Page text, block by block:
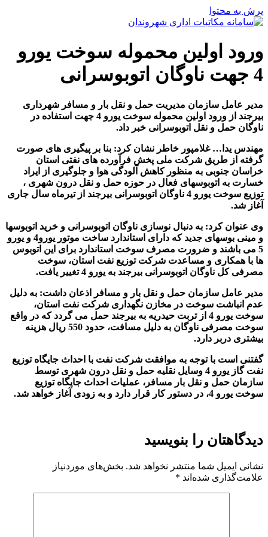
پرش به محتوا
ورود اولین محموله سوخت یورو
4 جهت ناوگان اتوبوسرانی
مدیر عامل سازمان مدیریت حمل و نقل بار و مسافر شهرداری
بیرجند از ورود اولین محموله سوخت یورو 4 جهت استفاده در
ناوگان حمل و نقل اتوبوسرانی خبر داد.
مهندس یدا… غلامپور خاطر نشان کرد: بنا بر پیگیری های صورت
گرفته از طریق شرکت ملی پخش فرآورده های نفتی استان
خراسان جنوبی به منظور کاهش آلودگی هوا و جلوگیری از ایراد
خسارت به اتوبوسهای فعال در حوزه حمل و نقل درون شهری ،
توزیع سوخت یورو 4 ناوگان اتوبوسرانی بیرجند از تیرماه سال جاری
آغاز شد.
وی عنوان کرد: به دنبال نوسازی ناوگان اتوبوسرانی و خرید اتوبوسها
و مینی بوسهای جدید که دارای استاندارد ساخت موتور یورو4 و یورو
5 می باشند و ضرورت مصرف سوخت استاندارد برای این اتوبوس
ها با همکاری و مساعدت شرکت توزیع نفت استان، سوخت
مصرفی کل ناوگان اتوبوسرانی بیرجند به یورو 4 تغییر یافت
.
مدیر عامل سازمان حمل و نقل بار و مسافر اذعان داشت: به دلیل
عدم انباشت سوخت در مخازن نگهداری شرکت نفت استان،
سوخت یورو 4 از تربت حیدریه به بیرجند حمل می گردد که در واقع
سوخت مصرفی ناوگان به دلیل مسافت، حدود 550 ریال هزینه
بیشتری دربر دارد.
گفتنی است با توجه به موافقت شرکت نفت با احداث جایگاه توزیع
نفت گاز یورو 4 وسایل نقلیه حمل و نقل درون شهری توسط
سازمان حمل و نقل بار مسافر، عملیات احداث جایگاه توزیع
سوخت یورو 4، در دستور کار قرار دارد و به زودی آغاز خواهد شد
.
دیدگاهتان را بنویسید
نشانی ایمیل شما منتشر نخواهد شد. بخش‌های موردنیاز
علامت‌گذاری شده‌اند *